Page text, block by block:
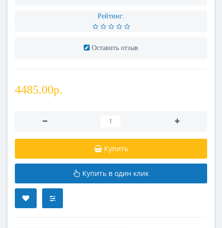
Рейтинг:
Оставить отзыв
4485.00р.
Купить
Купить в один клик